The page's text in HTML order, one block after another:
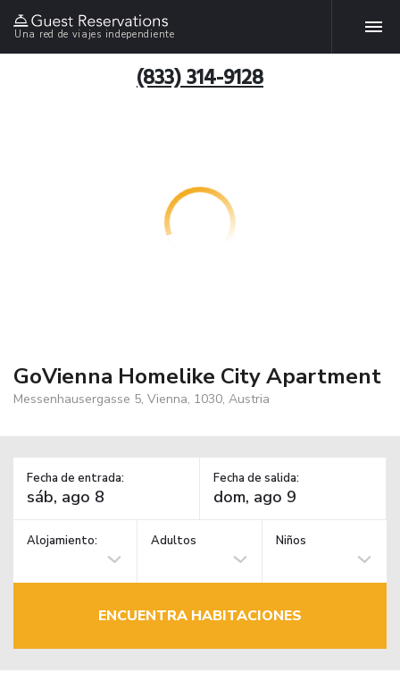
Una red de viajes independiente
(833) 314-9128
GoVienna Homelike City Apartment
Messenhausergasse 5, Vienna, 1030, Austria
Fecha de entrada: Fecha de salida:
Alojamiento: Adultos Niños
ENCUENTRA HABITACIONES